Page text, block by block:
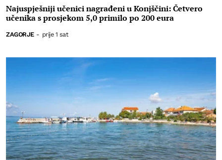
Najuspješniji učenici nagrađeni u Konjščini: Četvero
učenika s prosjekom 5,0 primilo po 200 eura
ZAGORJE - prije 1 sat